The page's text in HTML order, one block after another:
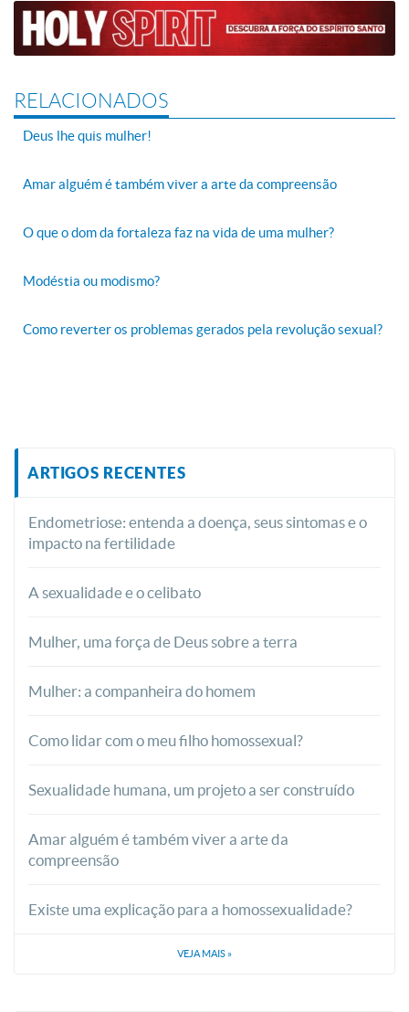
RELACIONADOS
Deus lhe quis mulher!
Amar alguém é também viver a arte da compreensão
O que o dom da fortaleza faz na vida de uma mulher?
Modéstia ou modismo?
Como reverter os problemas gerados pela revolução sexual?
ARTIGOS RECENTES
Endometriose: entenda a doença, seus sintomas e o
impacto na fertilidade
A sexualidade e o celibato
Mulher, uma força de Deus sobre a terra
Mulher: a companheira do homem
Como lidar com o meu filho homossexual?
Sexualidade humana, um projeto a ser construído
Amar alguém é também viver a arte da
compreensão
Existe uma explicação para a homossexualidade?
VEJA MAIS »